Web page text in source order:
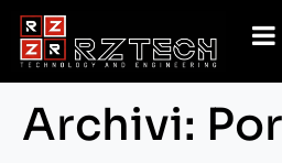
Archivi: